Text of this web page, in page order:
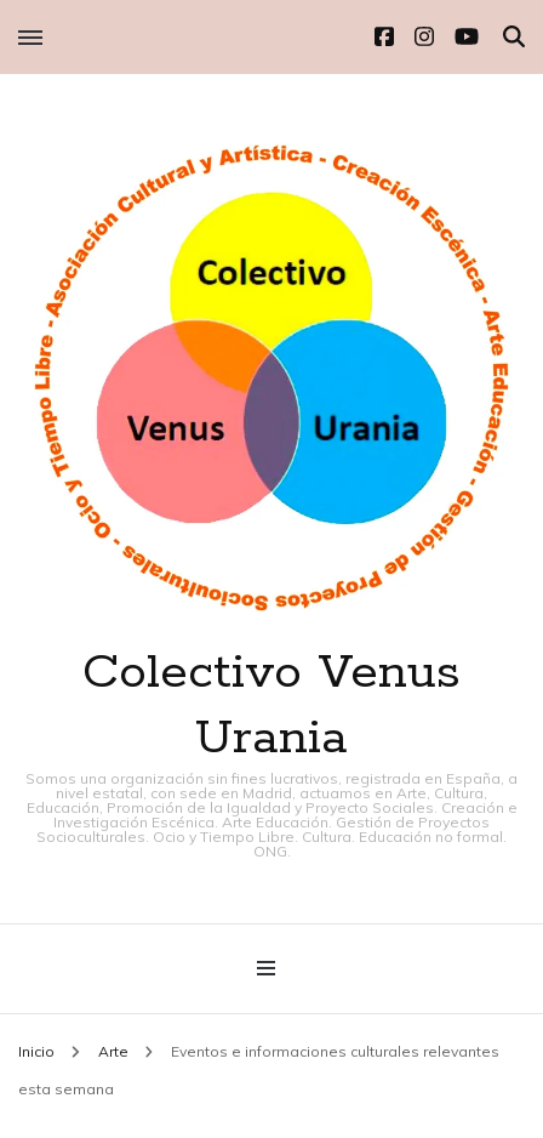
Colectivo Venus
Urania
Somos una organización sin fines lucrativos, registrada en España, a
nivel estatal, con sede en Madrid, actuamos en Arte, Cultura,
Educación, Promoción de la Igualdad y Proyecto Sociales. Creación e
Investigación Escénica. Arte Educación. Gestión de Proyectos
Socioculturales. Ocio y Tiempo Libre. Cultura. Educación no formal.
ONG.
Inicio Arte Eventos e informaciones culturales relevantes
esta semana